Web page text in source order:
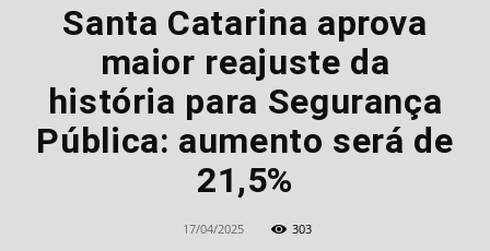
Santa Catarina aprova
maior reajuste da
história para Segurança
Pública: aumento será de
21,5%
17/04/2025 303